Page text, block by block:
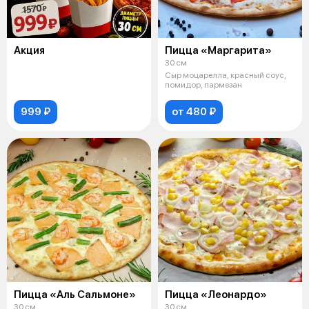
Акция
999 ₽
Пицца «Маргарита»
30 см
Сыр моцарелла, красный соус,
помидор, пармезан
от 480 ₽
Пицца «Аль Сальмоне»
30 см
Пицца «Леонардо»
30 см